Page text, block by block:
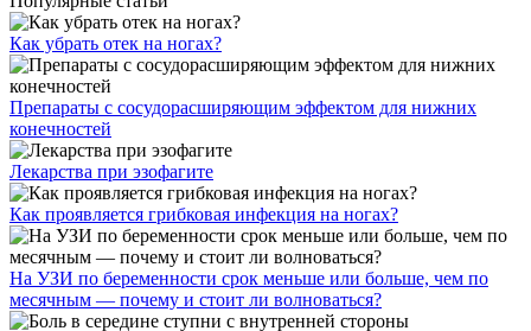
Как убрать отек на ногах?
Препараты с сосудорасширяющим эффектом для нижних
конечностей
Лекарства при эзофагите
Как проявляется грибковая инфекция на ногах?
На УЗИ по беременности срок меньше или больше, чем по
месячным — почему и стоит ли волноваться?